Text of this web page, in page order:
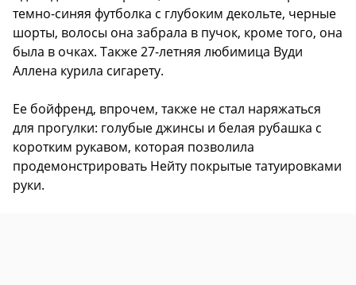
темно-синяя футболка с глубоким декольте, черные
шорты, волосы она забрала в пучок, кроме того, она
была в очках. Также 27-летняя любимица Вуди
Аллена курила сигарету.
Ее бойфренд, впрочем, также не стал наряжаться
для прогулки: голубые джинсы и белая рубашка с
коротким рукавом, которая позволила
продемонстрировать Нейту покрытые татуировками
руки.